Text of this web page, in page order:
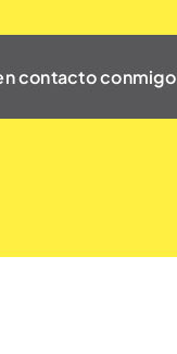
contacto conmigo